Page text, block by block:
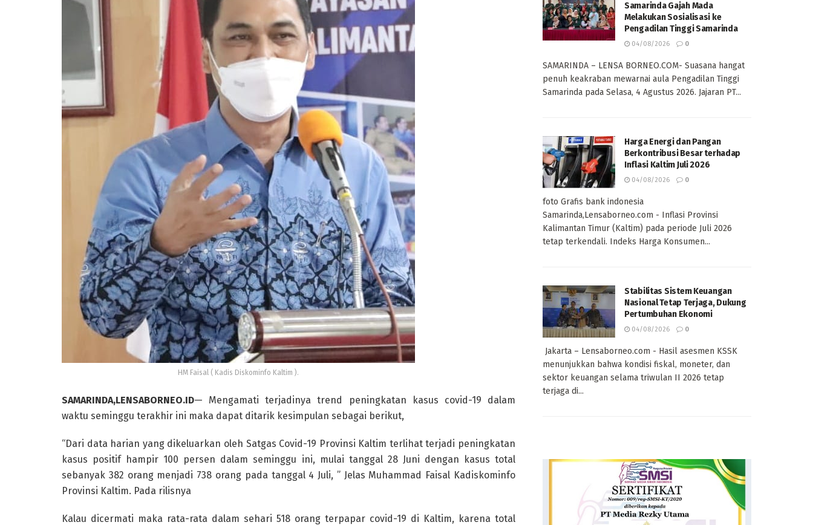
HM Faisal ( Kadis Diskominfo Kaltim ).
SAMARINDA,LENSABORNEO.ID— Mengamati terjadinya trend peningkatan kasus covid-19 dalam
waktu seminggu terakhir ini maka dapat ditarik kesimpulan sebagai berikut,
“Dari data harian yang dikeluarkan oleh Satgas Covid-19 Provinsi Kaltim terlihat terjadi peningkatan
kasus positif hampir 100 persen dalam seminggu ini, mulai tanggal 28 Juni dengan kasus total
sebanyak 382 orang menjadi 738 orang pada tanggal 4 Juli, ” Jelas Muhammad Faisal Kadiskominfo
Provinsi Kaltim. Pada rilisnya
Kalau dicermati maka rata-rata dalam sehari 518 orang terpapar covid-19 di Kaltim, karena total
Samarinda Gajah Mada
Melakukan Sosialisasi ke
Pengadilan Tinggi Samarinda
04/08/2026 0
SAMARINDA – LENSA BORNEO.COM- Suasana hangat
penuh keakraban mewarnai aula Pengadilan Tinggi
Samarinda pada Selasa, 4 Agustus 2026. Jajaran PT...
Harga Energi dan Pangan
Berkontribusi Besar terhadap
Inflasi Kaltim Juli 2026
04/08/2026 0
foto Grafis bank indonesia
Samarinda,Lensaborneo.com - Inflasi Provinsi
Kalimantan Timur (Kaltim) pada periode Juli 2026
tetap terkendali. Indeks Harga Konsumen...
Stabilitas Sistem Keuangan
Nasional Tetap Terjaga, Dukung
Pertumbuhan Ekonomi
04/08/2026 0
Jakarta – Lensaborneo.com - Hasil asesmen KSSK
menunjukkan bahwa kondisi fiskal, moneter, dan
sektor keuangan selama triwulan II 2026 tetap
terjaga di...